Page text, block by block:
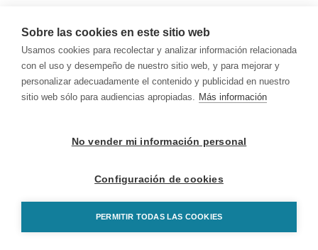
Sobre las cookies en este sitio web
Usamos cookies para recolectar y analizar información relacionada
con el uso y desempeño de nuestro sitio web, y para mejorar y
personalizar adecuadamente el contenido y publicidad en nuestro
sitio web sólo para audiencias apropiadas. Más información
No vender mi información personal
Configuración de cookies
PERMITIR TODAS LAS COOKIES